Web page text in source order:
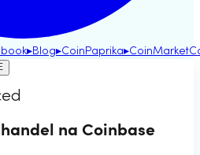
▸Blog▸CoinPaprika▸
na Coinbase